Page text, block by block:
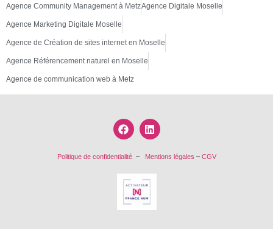
Agence Community Management à MetzAgence Digitale Moselle
Agence Marketing Digitale Moselle
Agence de Création de sites internet en Moselle
Agence Référencement naturel en Moselle
Agence de communication web à Metz
Politique de confidentialité– Mentions légales – CGV